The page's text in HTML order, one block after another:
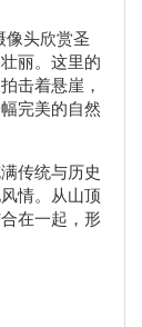
像头欣赏圣
丽。这里的
击着悬崖，
完美的自然
传统与历史
情。从山顶
在一起，形